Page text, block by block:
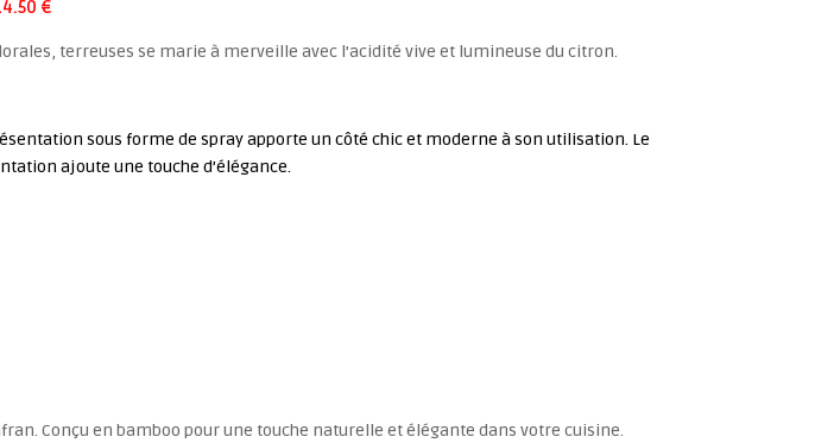
€
terreuses se marie à merveille avec l’acidité vive et lumineuse du citron.
sous forme de spray apporte un côté chic et moderne à son utilisation. Le
ajoute une touche d’élégance.
Conçu en bamboo pour une touche naturelle et élégante dans votre cuisine.